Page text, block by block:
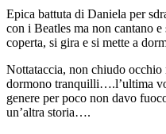
Epica battuta di Daniela per
con i Beatles ma non cantano
coperta, si gira e si mette a
Nottataccia, non chiudo
dormono tranquilli….l’ultima
genere per poco non davo
un’altra storia….